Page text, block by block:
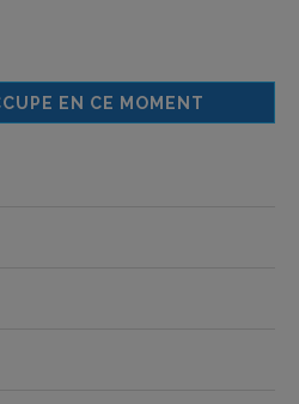
EN CE MOMENT